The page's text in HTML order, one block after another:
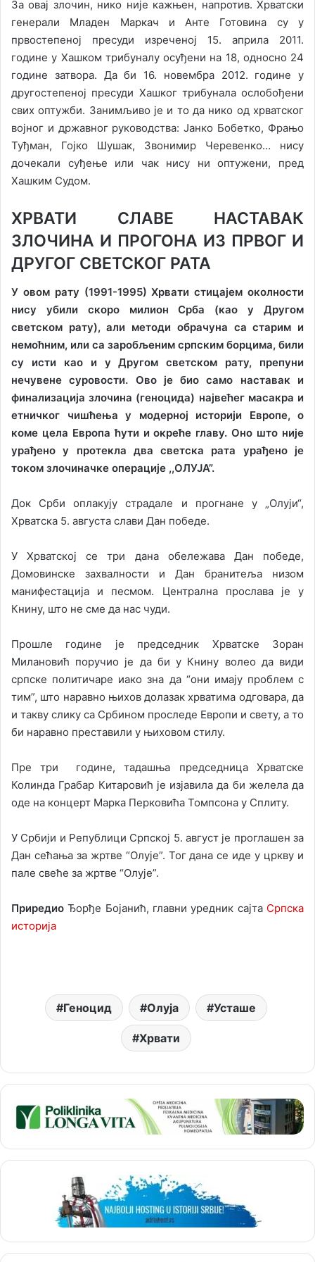
За овај злочин, нико није кажњен, напротив. Хрватски
генерали Младен Маркач и Анте Готовина су у
првостепеној пресуди изреченој 15. априла 2011.
године у Хашком трибуналу осуђени на 18, односно 24
године затвора. Да би 16. новембра 2012. године у
другостепеној пресуди Хашког трибунала ослобођени
свих оптужби. Занимљиво је и то да нико од хрватског
војног и државног руководства: Јанко Бобетко, Фрањо
Туђман, Гојко Шушак, Звонимир Черевенко… нису
дочекали суђење или чак нису ни оптужени, пред
Хашким Судом.
ХРВАТИ СЛАВЕ НАСТАВАК
ЗЛОЧИНА И ПРОГОНА ИЗ ПРВОГ И
ДРУГОГ СВЕТСКОГ РАТА
У овом рату (1991-1995) Хрвати стицајем околности
нису убили скоро милион Срба (као у Другом
светском рату), али методи обрачуна са старим и
немоћним, или са заробљеним српским борцима, били
су исти као и у Другом светском рату, препуни
нечувене суровости. Ово је био само наставак и
финализација злочина (геноцида) највећег масакра и
етничког чишћења у модерној историји Европе, о
коме цела Европа ћути и окреће главу. Оно што није
урађено у протекла два светска рата урађено је
током злочиначке операције ,,ОЛУЈА”.
Док Срби оплакују страдале и прогнане у „Олуји“,
Хрватска 5. августа слави Дан победе.
У Хрватској се три дана обележава Дан победе,
Домовинске захвалности и Дан бранитеља низом
манифестација и песмом. Централна прослава је у
Книну, што не сме да нас чуди.
Прошле године је председник Хрватске Зоран
Милановић поручио је да би у Книну волео да види
српске политичаре иако зна да “они имају проблем с
тим”, што наравно њихов долазак хрватима одговара, да
и такву слику са Србином проследе Европи и свету, а то
би наравно преставили у њиховом стилу.
Пре три године, тадашња председница Хрватске
Колинда Грабар Китаровић је изјавила да би желела да
оде на концерт Марка Перковића Томпсона у Сплиту.
У Србији и Републици Српској 5. август је проглашен за
Дан сећања за жртве “Олује”. Тог дана се иде у цркву и
пале свеће за жртве “Олује”.
ПриредиоЂорђе Бојанић, главни уредник сајта Српска
историја
Геноцид Олуја Усташе
Хрвати